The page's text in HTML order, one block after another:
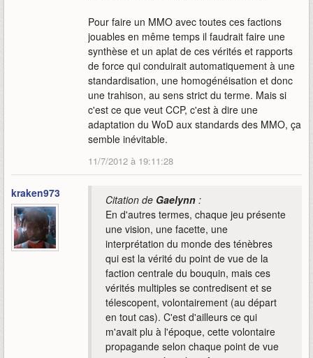
Pour faire un MMO avec toutes ces factions
jouables en même temps il faudrait faire une
synthèse et un aplat de ces vérités et rapports
de force qui conduirait automatiquement à une
standardisation, une homogénéisation et donc
une trahison, au sens strict du terme. Mais si
c'est ce que veut CCP, c'est à dire une
adaptation du WoD aux standards des MMO, ça
semble inévitable.
11/7/2012 à 19:11:28
kraken973 Citation de Gaelynn :
En d'autres termes, chaque jeu présente
une vision, une facette, une
interprétation du monde des ténèbres
qui est la vérité du point de vue de la
faction centrale du bouquin, mais ces
vérités multiples se contredisent et se
télescopent, volontairement (au départ
en tout cas). C'est d'ailleurs ce qui
m'avait plu à l'époque, cette volontaire
propagande selon chaque point de vue